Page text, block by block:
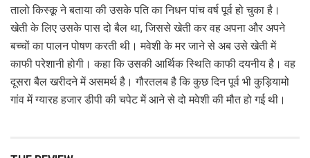
तालो किस्कू ने बताया की उसके पति का निधन पांच वर्ष पूर्व हो चुका है।
खेती के लिए उसके पास दो बैल था, जिससे खेती कर वह अपना और अपने
बच्चों का पालन पोषण करती थी। मवेशी के मर जाने से अब उसे खेती में
काफी परेशानी होगी। कहा कि उसकी आर्थिक स्थिति काफी दयनीय है। वह
दूसरा बैल खरीदने में असमर्थ है। गौरतलब है कि कुछ दिन पूर्व भी कुड़ियामो
गांव में ग्यारह हजार डीपी की चपेट में आने से दो मवेशी की मौत हो गई थी।